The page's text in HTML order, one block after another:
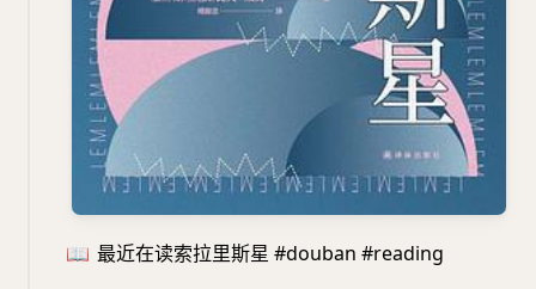
📖 最近在读索拉里斯星 #douban #reading